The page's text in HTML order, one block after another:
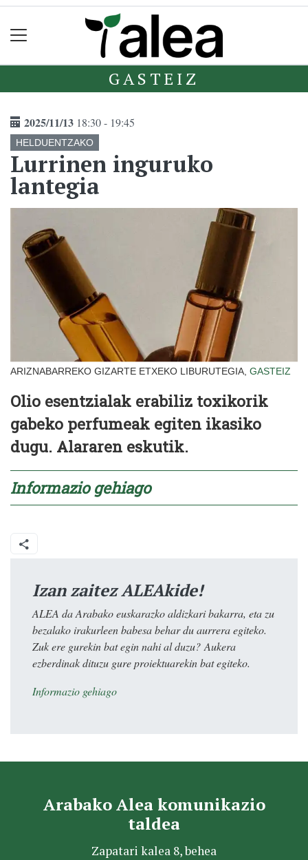
GASTEIZ
2025/11/13 18:30 - 19:45
HELDUENTZAKO
Lurrinen inguruko
lantegia
ARIZNABARREKO GIZARTE ETXEKO LIBURUTEGIA, GASTEIZ
Olio esentzialak erabiliz toxikorik
gabeko perfumeak egiten ikasiko
dugu. Alararen eskutik.
Informazio gehiago
Izan zaitez ALEAkide!
ALEA da Arabako euskarazko aldizkari bakarra, eta zu
bezalako irakurleen babesa behar du aurrera egiteko.
Zuk ere gurekin bat egin nahi al duzu? Aukera
ezberdinak dituzu gure proiektuarekin bat egiteko.
Informazio gehiago
Arabako Alea komunikazio
taldea
Zapatari kalea 8, behea